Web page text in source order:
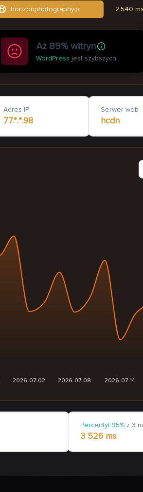
horizonphotography.pl 2,540 ms
Aż 89% witryn
WordPress jest szybszych.
Adres IP
77.*.*.98
Serwer web
hcdn
2026-07-02 2026-07-08 2026-07-14
Percentyl 95% z 3
3 526 ms